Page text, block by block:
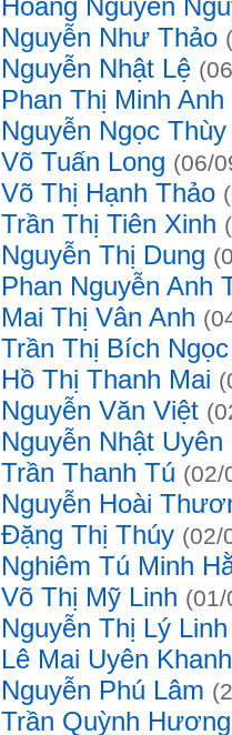
Hoàng Nguyễn
Nguyễn Như Thảo
Nguyễn Nhật Lệ
Phan Thị Minh Anh
Nguyễn Ngọc
Võ Tuấn Long (06/
Võ Thị Hạnh Thảo
Trần Thị Tiên Xinh
Nguyễn Thị Dung
Phan Nguyễn Anh
Mai Thị Vân Anh
Trần Thị Bích Ngọc
Hồ Thị Thanh Mai
Nguyễn Văn Việt
Nguyễn Nhật Uyên
Trần Thanh Tú (02/
Nguyễn Hoài
Đặng Thị Thúy (02/
Nghiêm Tú Minh
Võ Thị Mỹ Linh
Nguyễn Thị Lý Linh
Lê Mai Uyên Khanh
Nguyễn Phú Lâm
Trần Quỳnh Hương